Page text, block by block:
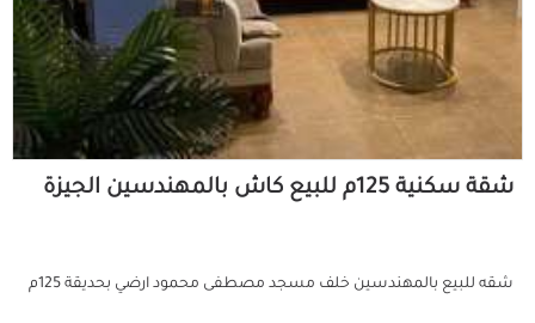
شقة سكنية 125م للبيع كاش بالمهندسين الجيزة
شقه للبيع بالمهندسين خلف مسجد مصطفى محمود ارضي بحديقة 125م